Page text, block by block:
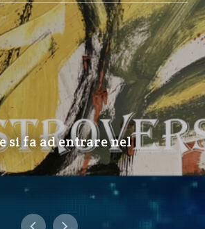
si fa ad entrare nel